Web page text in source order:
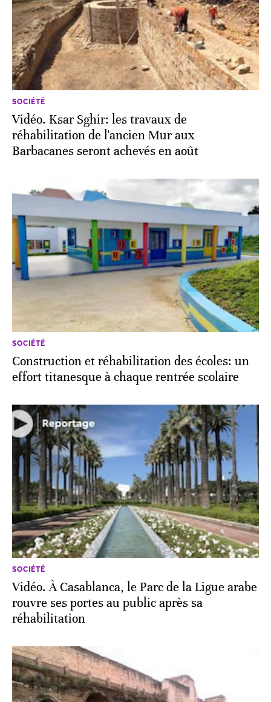
SOCIÉTÉ
Vidéo. Ksar Sghir: les travaux de
réhabilitation de l'ancien Mur aux
Barbacanes seront achevés en août
SOCIÉTÉ
Construction et réhabilitation des écoles: un
effort titanesque à chaque rentrée scolaire
SOCIÉTÉ
Vidéo. À Casablanca, le Parc de la Ligue arabe
rouvre ses portes au public après sa
réhabilitation